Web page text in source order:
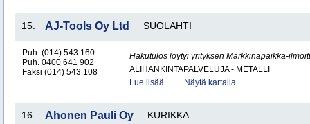
15. AJ-Tools Oy Ltd SUOLAHTI
Puh. (014) 543 160
Puh. 0400 641 902
Faksi (014) 543 108
Hakutulos löytyi yrityksen Markkinapaikka-
ALIHANKINTAPALVELUJA - METALLI
Lue lisää..
Näytä kartalla
16. Ahonen Pauli Oy KURIKKA